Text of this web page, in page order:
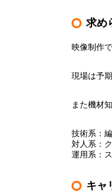
求め
映像制作
現場は予
また機材
技術系：
対人系：
運用系：
キャ